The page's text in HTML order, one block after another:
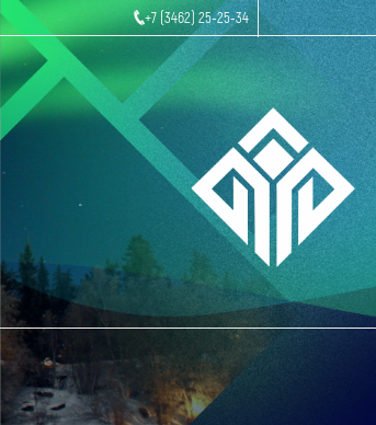
+7 (3462) 25-25-34